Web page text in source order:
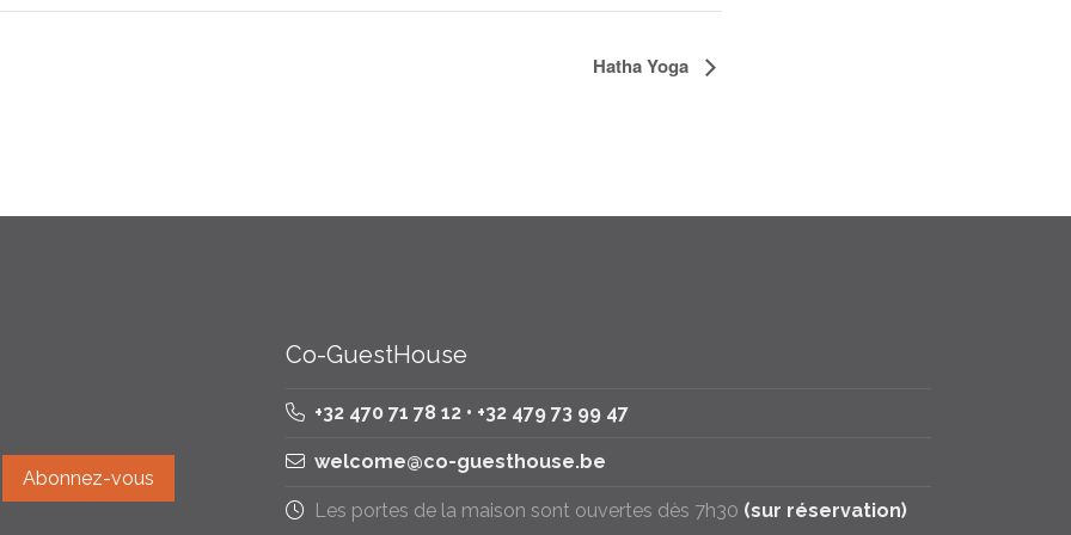
Hatha Yoga
Co-GuestHouse
+32 470 71 78 12 • +32 479 73 99 47
welcome@co-guesthouse.be
Les portes de la maison sont ouvertes dès 7h30 (sur réservation)